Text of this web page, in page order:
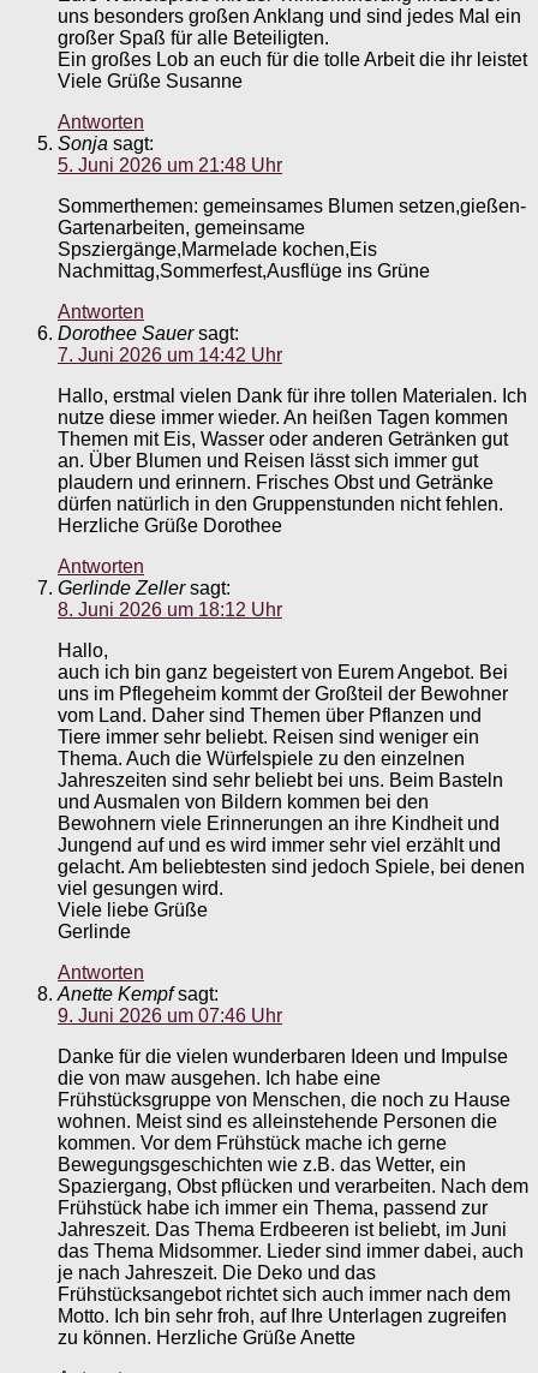
uns besonders großen Anklang und sind jedes Mal ein
großer Spaß für alle Beteiligten.
Ein großes Lob an euch für die tolle Arbeit die ihr leistet
Viele Grüße Susanne
Antworten
Sonja sagt:
5. Juni 2026 um 21:48 Uhr
Sommerthemen: gemeinsames Blumen setzen,gießen-
Gartenarbeiten, gemeinsame
Spsziergänge,Marmelade kochen,Eis
Nachmittag,Sommerfest,Ausflüge ins Grüne
Antworten
Dorothee Sauer sagt:
7. Juni 2026 um 14:42 Uhr
Hallo, erstmal vielen Dank für ihre tollen Materialen. Ich
nutze diese immer wieder. An heißen Tagen kommen
Themen mit Eis, Wasser oder anderen Getränken gut
an. Über Blumen und Reisen lässt sich immer gut
plaudern und erinnern. Frisches Obst und Getränke
dürfen natürlich in den Gruppenstunden nicht fehlen.
Herzliche Grüße Dorothee
Antworten
Gerlinde Zeller sagt:
8. Juni 2026 um 18:12 Uhr
Hallo,
auch ich bin ganz begeistert von Eurem Angebot. Bei
uns im Pflegeheim kommt der Großteil der Bewohner
vom Land. Daher sind Themen über Pflanzen und
Tiere immer sehr beliebt. Reisen sind weniger ein
Thema. Auch die Würfelspiele zu den einzelnen
Jahreszeiten sind sehr beliebt bei uns. Beim Basteln
und Ausmalen von Bildern kommen bei den
Bewohnern viele Erinnerungen an ihre Kindheit und
Jungend auf und es wird immer sehr viel erzählt und
gelacht. Am beliebtesten sind jedoch Spiele, bei denen
viel gesungen wird.
Viele liebe Grüße
Gerlinde
Antworten
Anette Kempf sagt:
9. Juni 2026 um 07:46 Uhr
Danke für die vielen wunderbaren Ideen und Impulse
die von maw ausgehen. Ich habe eine
Frühstücksgruppe von Menschen, die noch zu Hause
wohnen. Meist sind es alleinstehende Personen die
kommen. Vor dem Frühstück mache ich gerne
Bewegungsgeschichten wie z.B. das Wetter, ein
Spaziergang, Obst pflücken und verarbeiten. Nach dem
Frühstück habe ich immer ein Thema, passend zur
Jahreszeit. Das Thema Erdbeeren ist beliebt, im Juni
das Thema Midsommer. Lieder sind immer dabei, auch
je nach Jahreszeit. Die Deko und das
Frühstücksangebot richtet sich auch immer nach dem
Motto. Ich bin sehr froh, auf Ihre Unterlagen zugreifen
zu können. Herzliche Grüße Anette